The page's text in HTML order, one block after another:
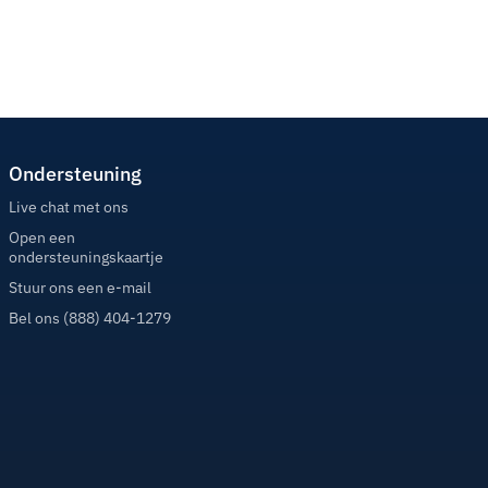
Ondersteuning
Live chat met ons
Open een
ondersteuningskaartje
Stuur ons een e-mail
Bel ons (888) 404-1279